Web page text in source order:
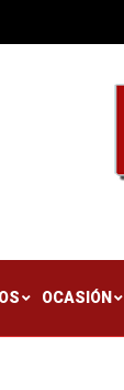
OCASIÓN
RECTIFICADOS